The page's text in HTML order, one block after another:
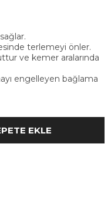
terlemeyi önler.
ve kemer aralarında
engelleyen bağlama